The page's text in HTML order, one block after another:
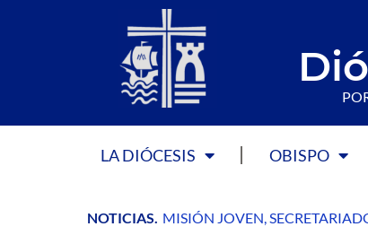
LA DIÓCESIS OBISPO
NOTICIAS. MISIÓN JOVEN,